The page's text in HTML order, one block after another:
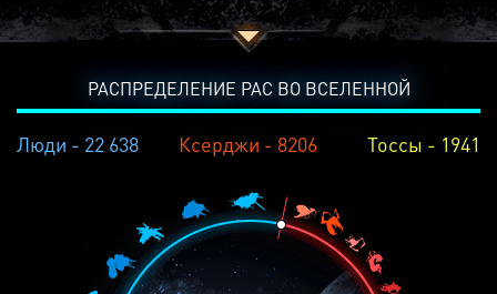
РАСПРЕДЕЛЕНИЕ РАС ВО ВСЕЛЕННОЙ
Люди - 22 638 Ксерджи - 8206 Тоссы - 1941